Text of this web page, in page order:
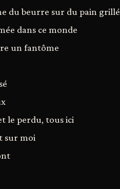
du beurre sur du pain grillé
dans ce monde
un fantôme
le perdu, tous ici
sur moi